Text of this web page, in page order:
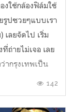
งใช้กล้องฟิล์มใช้
รูปซวยๆแบบเรา
เลยจัดไป เริ่ม
ถ่ายไม่เจอ เลย
ากรุงเทพเป็น
าเพราะโบราณ142